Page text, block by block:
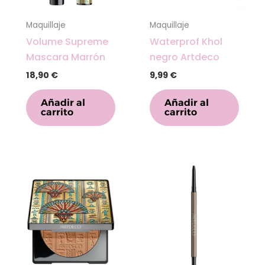
Maquillaje
Volume Supreme
Mascara Marrón
18,90 €
Añadir al
carrito
Maquillaje
Waterprof Khol
negro Artdeco
9,99 €
Añadir al
carrito